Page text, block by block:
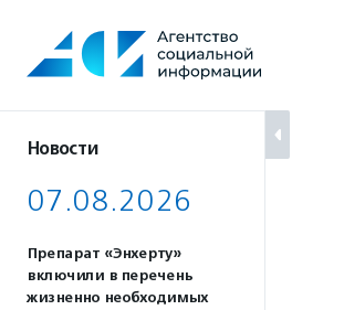
содержанию
Новости
07.08.2026
Препарат «Энхерту»
включили в перечень
жизненно необходимых